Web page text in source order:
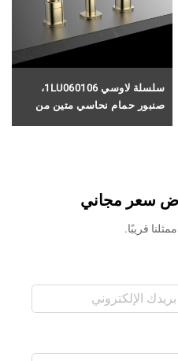
سلسلة لاوسي 1LU060106،
صنبور حمام نحاسي متين من
سعر مجاني
قريبًا.